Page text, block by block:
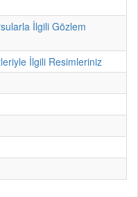
İlgili Gözlem
İlgili Resimleriniz